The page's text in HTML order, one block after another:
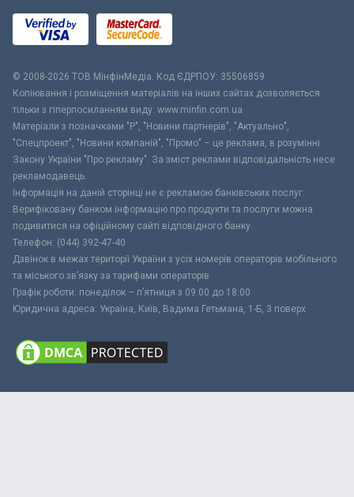
© 2008-2026 ТОВ МiнфiнМедiа. Код ЄДРПОУ: 35506859
Копіювання і розміщення матеріалів на інших сайтах дозволяється
тільки з гіперпосиланням виду: www.minfin.com.ua
Матеріали з позначками "Р", "Новини партнерів", "Актуально",
"Спецпроект", "Новини компаній", "Промо" – це реклама, в розумінні
Закону України "Про рекламу". За зміст реклами відповідальність несе
рекламодавець.
Інформація на даній сторінці не є рекламою банківських послуг.
Верифіковану банком інформацію про продукти та послуги можна
подивитися на офіційному сайті відповідного банку.
Телефон: (044) 392-47-40
Дзвінок в межах території України з усіх номерів операторів мобільного
та міського зв’язку за тарифами операторів
Графік роботи: понеділок – п’ятниця з 09:00 до 18:00
Юридична адреса: Україна, Київ, Вадима Гетьмана, 1-Б, 3 поверх